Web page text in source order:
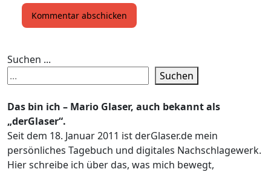
Suchen ...
Suchen
Das bin ich – Mario Glaser, auch bekannt als
„derGlaser“.
Seit dem 18. Januar 2011 ist derGlaser.de mein
persönliches Tagebuch und digitales Nachschlagewerk.
Hier schreibe ich über das, was mich bewegt,